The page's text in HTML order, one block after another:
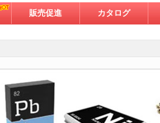
販売促進 カタログ